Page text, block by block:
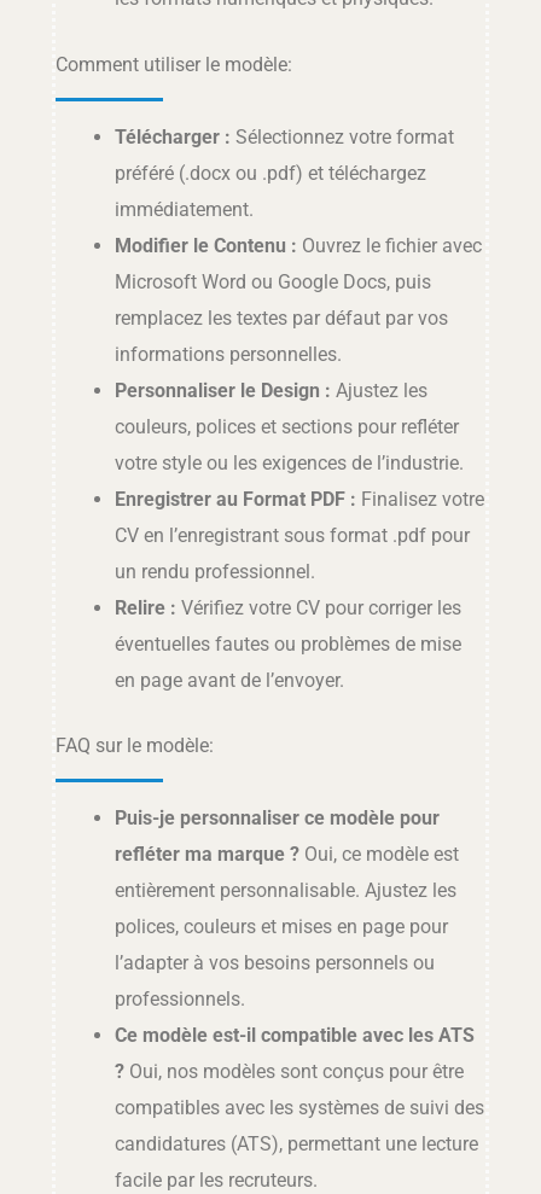
Comment utiliser le modèle:
Télécharger : Sélectionnez votre format
préféré (.docx ou .pdf) et téléchargez
immédiatement.
Modifier le Contenu : Ouvrez le fichier avec
Microsoft Word ou Google Docs, puis
remplacez les textes par défaut par vos
informations personnelles.
Personnaliser le Design : Ajustez les
couleurs, polices et sections pour refléter
votre style ou les exigences de l’industrie.
Enregistrer au Format PDF : Finalisez votre
CV en l’enregistrant sous format .pdf pour
un rendu professionnel.
Relire : Vérifiez votre CV pour corriger les
éventuelles fautes ou problèmes de mise
en page avant de l’envoyer.
FAQ sur le modèle:
Puis-je personnaliser ce modèle pour
refléter ma marque ?Oui, ce modèle est
entièrement personnalisable. Ajustez les
polices, couleurs et mises en page pour
l’adapter à vos besoins personnels ou
professionnels.
Ce modèle est-il compatible avec les ATS
?Oui, nos modèles sont conçus pour être
compatibles avec les systèmes de suivi des
candidatures (ATS), permettant une lecture
facile par les recruteurs.